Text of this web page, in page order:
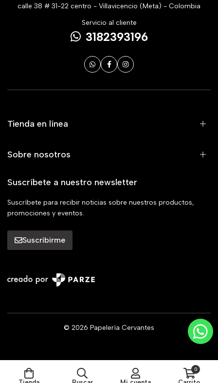
calle 38 # 31-22 centro - Villavicencio (Meta) - Colombia
Servicio al cliente
3182393196
Tienda en línea
Sobre nosotros
Suscríbete a nuestro newsletter
Suscríbete para recibir noticias sobre nuestros productos,
promociones y eventos.
Suscribirme
© 2026 Papelería Cervantes
0